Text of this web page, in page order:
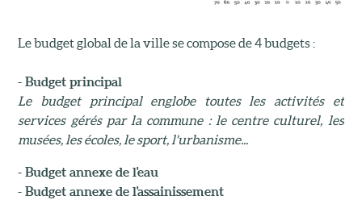
Le budget global de la ville se compose de 4 budgets :
- Budget principal
Le budget principal englobe toutes les activités et
services gérés par la commune : le centre culturel, les
musées, les écoles, le sport, l'urbanisme...
- Budget annexe de l'eau
- Budget annexe de l'assainissement